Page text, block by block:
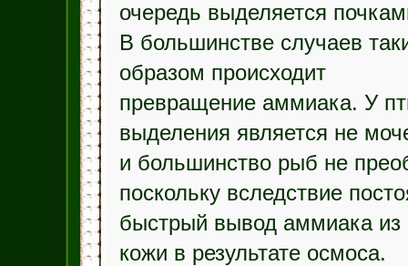
очередь выделяется
В большинстве случаев
образом происходит
превращение аммиака. У
выделения является не
и большинство рыб не
поскольку вследствие
быстрый вывод аммиака из
кожи в результате осмоса.